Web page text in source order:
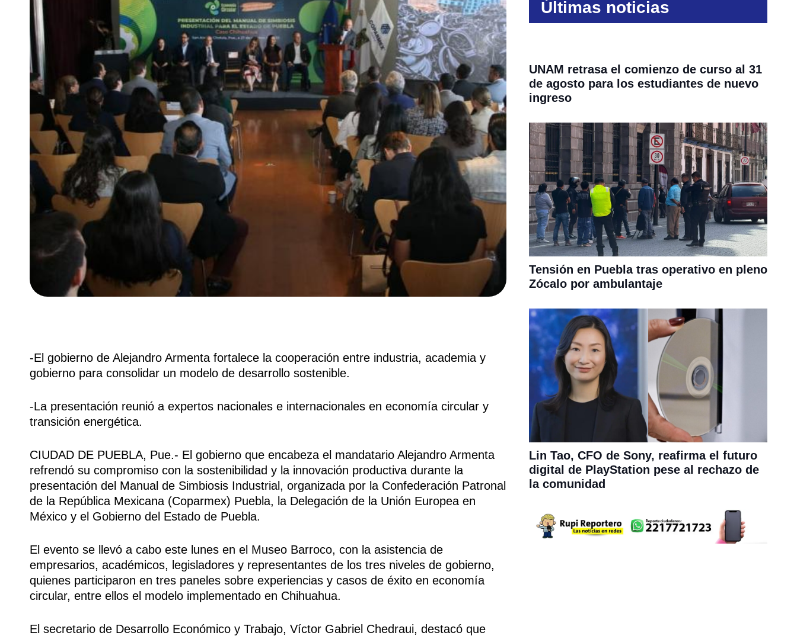
-El gobierno de Alejandro Armenta fortalece la cooperación entre industria, academia y
gobierno para consolidar un modelo de desarrollo sostenible.
-La presentación reunió a expertos nacionales e internacionales en economía circular y
transición energética.
CIUDAD DE PUEBLA, Pue.- El gobierno que encabeza el mandatario Alejandro Armenta
refrendó su compromiso con la sostenibilidad y la innovación productiva durante la
presentación del Manual de Simbiosis Industrial, organizada por la Confederación Patronal
de la República Mexicana (Coparmex) Puebla, la Delegación de la Unión Europea en
México y el Gobierno del Estado de Puebla.
El evento se llevó a cabo este lunes en el Museo Barroco, con la asistencia de
empresarios, académicos, legisladores y representantes de los tres niveles de gobierno,
quienes participaron en tres paneles sobre experiencias y casos de éxito en economía
circular, entre ellos el modelo implementado en Chihuahua.
El secretario de Desarrollo Económico y Trabajo, Víctor Gabriel Chedraui, destacó que
Últimas noticias
UNAM retrasa el comienzo de curso al 31
de agosto para los estudiantes de nuevo
ingreso
Tensión en Puebla tras operativo en pleno
Zócalo por ambulantaje
Lin Tao, CFO de Sony, reafirma el futuro
digital de PlayStation pese al rechazo de
la comunidad